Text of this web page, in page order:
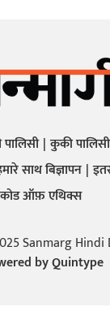
पालिसी कुकी पालिसी
साथ बिज्ञापन
कोड ऑफ़ एथिक्स
Sanmarg Hindi
byQuintype